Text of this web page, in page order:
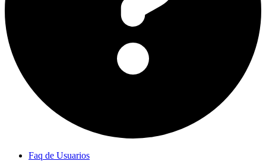
Faq de Usuarios